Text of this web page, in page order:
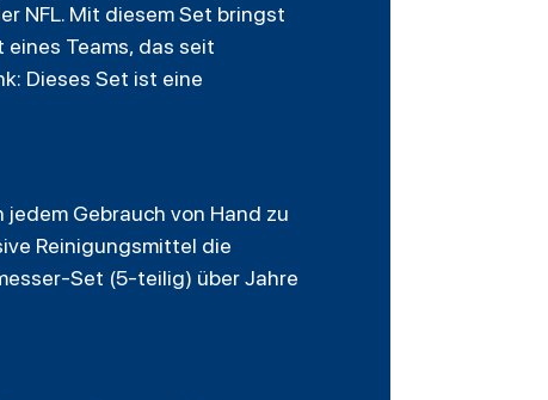
NFL. Mit diesem Set bringst
Teams, das seit
Dieses Set ist eine
Gebrauch von Hand zu
Reinigungsmittel die
Set (5-teilig) über Jahre